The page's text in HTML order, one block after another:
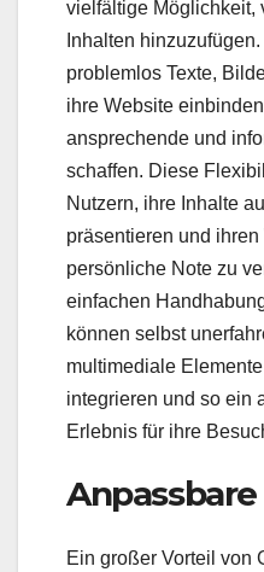
vielfältige Möglichkeit,
Inhalten
problemlos Texte,
ihre Website
ansprechende und
schaffen. Diese
Nutzern, ihre Inhalte
präsentieren und
persönliche Note zu
einfachen
können selbst
multimediale
integrieren und so ein
Erlebnis für ihre
Ein großer Vorteil von